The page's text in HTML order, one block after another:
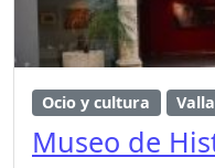
Ocio y cultura
Museo de